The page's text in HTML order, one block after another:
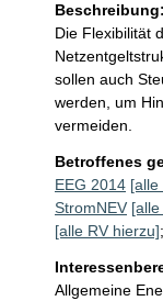
Beschreibung:
Die Flexibilität
sollen auch
werden, um
vermeiden.
Betroffenes
EEG 2014 [alle
StromNEV
[alle RV hierzu];
Allgemeine